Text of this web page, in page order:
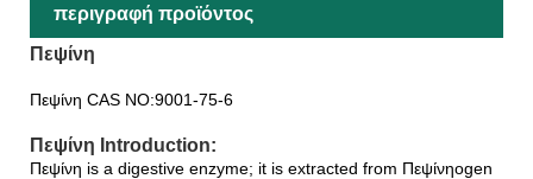
περιγραφή προϊόντος
Πεψίνη
Πεψίνη CAS NO:9001-75-6
Πεψίνη Introduction:
Πεψίνη is a digestive enzyme; it is extracted from Πεψίνηogen